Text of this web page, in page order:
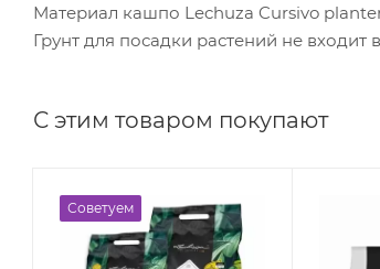
Материал кашпо Lechuza Cursivo
Грунт для посадки растений не входит
С этим товаром покупают
Советуем